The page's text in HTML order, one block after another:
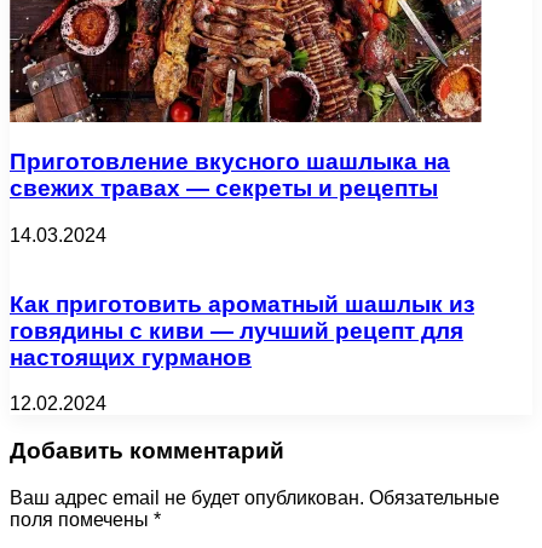
Приготовление вкусного шашлыка на
свежих травах — секреты и рецепты
14.03.2024
Как приготовить ароматный шашлык из
говядины с киви — лучший рецепт для
настоящих гурманов
12.02.2024
Добавить комментарий
Ваш адрес email не будет опубликован. Обязательные
поля помечены *